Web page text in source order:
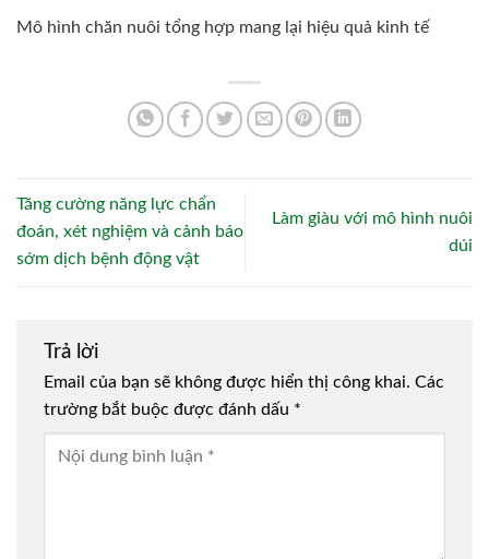
Mô hình chăn nuôi tổng hợp mang lại hiệu quả kinh tế
Tăng cường năng lực chẩn
đoán, xét nghiệm và cảnh báo
sớm dịch bệnh động vật
Làm giàu với mô hình nuôi
dúi
Trả lời
Email của bạn sẽ không được hiển thị công khai. Các
trường bắt buộc được đánh dấu *